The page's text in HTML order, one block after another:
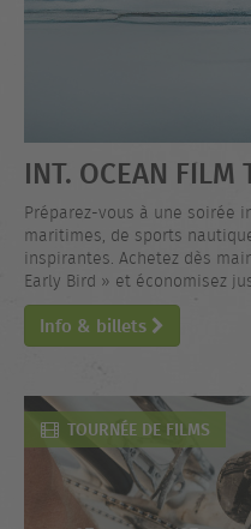
INT. OCEAN FILM
Préparez-vous à une soirée
maritimes, de sports
inspirantes. Achetez dès
Early Bird » et économisez
Info & billets
TOURNÉE DE FILMS